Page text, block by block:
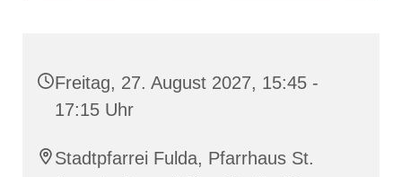
Freitag, 27. August 2027, 15:45 -
17:15 Uhr
Stadtpfarrei Fulda, Pfarrhaus St.